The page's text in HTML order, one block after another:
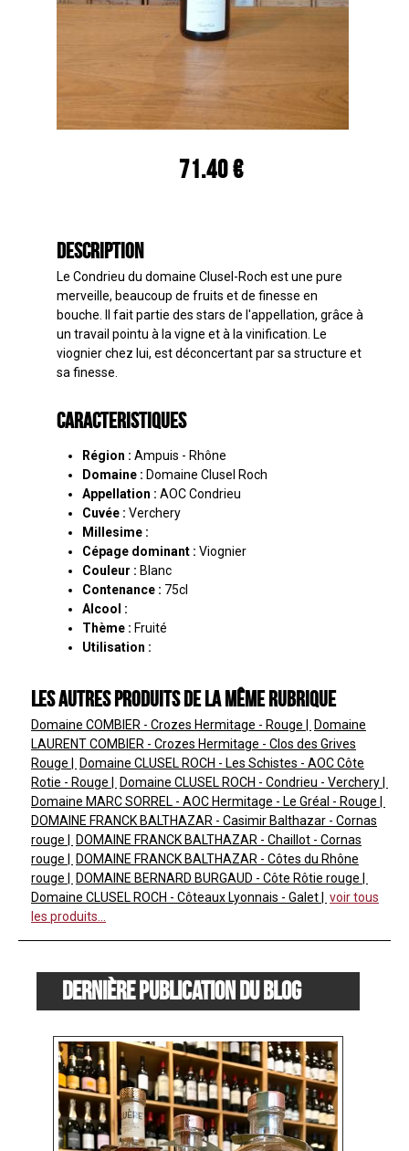
71.40 €
Description
Le Condrieu du domaine Clusel-Roch est une pure
merveille, beaucoup de fruits et de finesse en
bouche. Il fait partie des stars de l'appellation, grâce à
un travail pointu à la vigne et à la vinification. Le
viognier chez lui, est déconcertant par sa structure et
sa finesse.
Caracteristiques
Région : Ampuis - Rhône
Domaine : Domaine Clusel Roch
Appellation : AOC Condrieu
Cuvée : Verchery
Millesime :
Cépage dominant : Viognier
Couleur : Blanc
Contenance : 75cl
Alcool :
Thème : Fruité
Utilisation :
Les autres produits de la même rubrique
Domaine COMBIER - Crozes Hermitage - Rouge
Domaine
LAURENT COMBIER - Crozes Hermitage - Clos des Grives
Rouge
Domaine CLUSEL ROCH - Les Schistes - AOC Côte
Rotie - Rouge
Domaine CLUSEL ROCH - Condrieu - Verchery
Domaine MARC SORREL - AOC Hermitage - Le Gréal - Rouge
DOMAINE FRANCK BALTHAZAR - Casimir Balthazar - Cornas
rouge
DOMAINE FRANCK BALTHAZAR - Chaillot - Cornas
rouge
DOMAINE FRANCK BALTHAZAR - Côtes du Rhône
rouge
DOMAINE BERNARD BURGAUD - Côte Rôtie rouge
Domaine CLUSEL ROCH - Côteaux Lyonnais - Galet
voir tous
les produits...
Dernière publication du blog